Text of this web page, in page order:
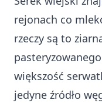
rejonach co
rzeczy są to
większość
jedyne źródło